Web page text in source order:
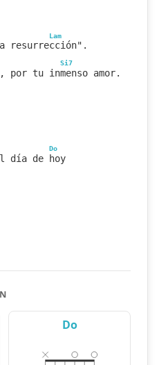
Lam
resurrección".
Si7
por tu inmenso amor.
Do
día de hoy
Do